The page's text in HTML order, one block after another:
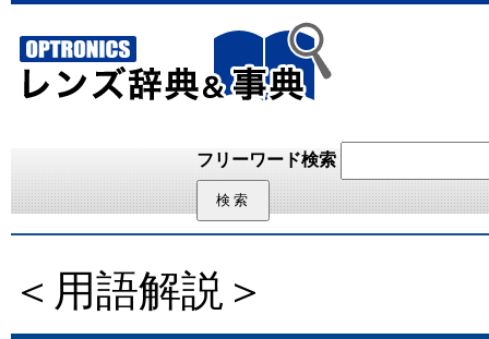
フリーワード検索
＜用語解説＞